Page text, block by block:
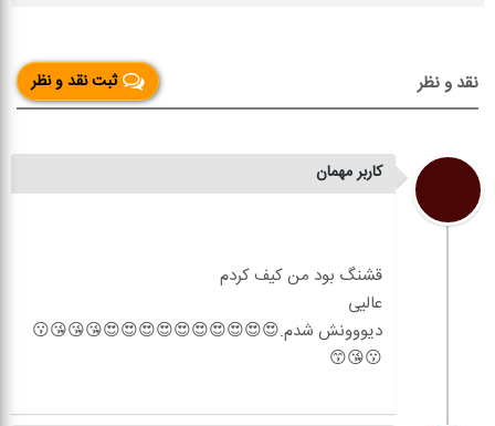
ثبت نقد و نظر نقد و نظر
کاربر مهمان
دیووونش شدم.😍😍😍😍😍😍😍😍😍😍😘😘😘😗